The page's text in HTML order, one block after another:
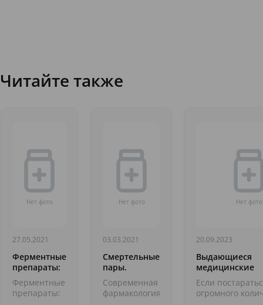
Читайте также
27.05.2021
Ферментные
препараты:
для чего?
Ферментные
препараты:
03.03.2021
Смертельные
пары.
Лекарства,
которые
нельзя
Современная
фармакология
20.09.2023
Выдающиеся
медицинские
лучи
Если
огромного